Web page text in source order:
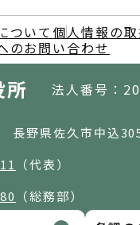
ついて 個人情報の
のお問い合わせ
所 法人番号：
長野県佐久市中込
（代表）
（総務部）